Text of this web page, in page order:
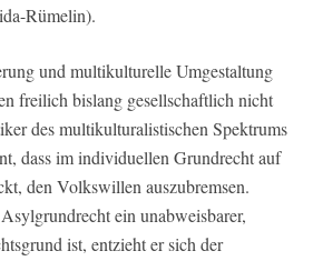
Rümelin).
und multikulturelle Umgestaltung
freilich bislang gesellschaftlich nicht
des multikulturalistischen Spektrums
dass im individuellen Grundrecht auf
den Volkswillen auszubremsen.
ein unabweisbarer,
ist, entzieht er sich der